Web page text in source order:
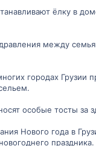
ёлку в
между
городах Грузии
особые тосты за
Нового года в
праздника.